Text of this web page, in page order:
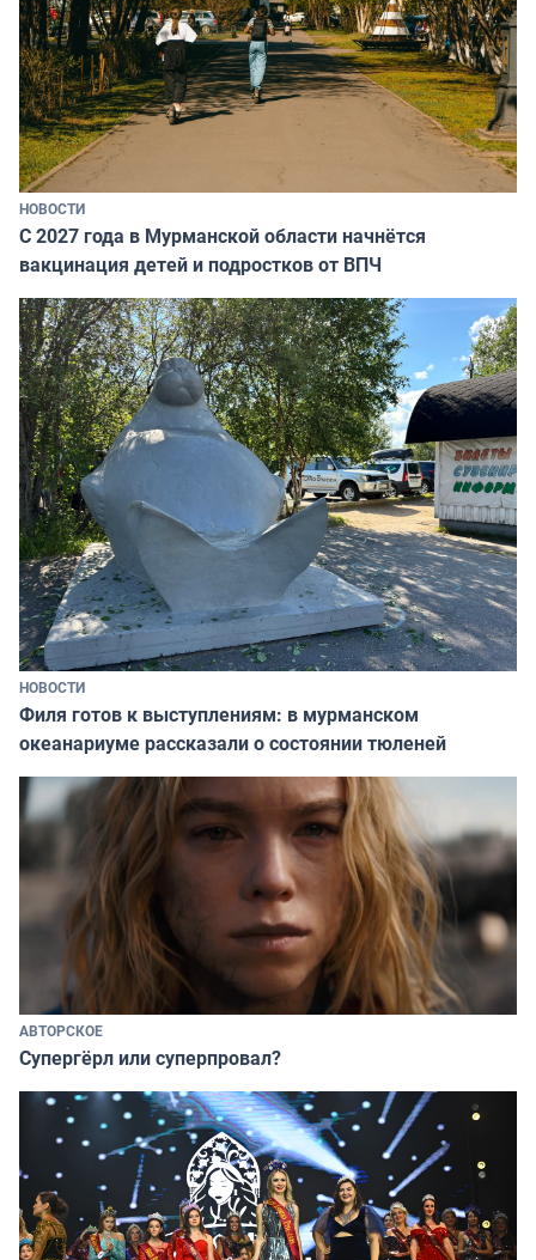
НОВОСТИ
С 2027 года в Мурманской области начнётся
вакцинация детей и подростков от ВПЧ
НОВОСТИ
Филя готов к выступлениям: в мурманском
океанариуме рассказали о состоянии тюленей
АВТОРСКОЕ
Супергёрл или суперпровал?